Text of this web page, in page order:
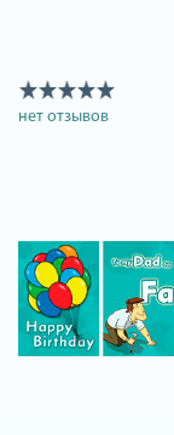
нет отзывов